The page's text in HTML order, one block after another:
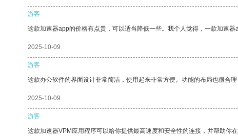
游客
这款加速器app的价格有点贵，可以适当降低一些。我个人觉得，一款加速器
2025-10-09
游客
这款办公软件的界面设计非常简洁，使用起来非常方便。功能的布局也很合理
2025-10-09
游客
这款加速器VPM应用程序可以给你提供最高速度和安全性的连接，并帮助你在